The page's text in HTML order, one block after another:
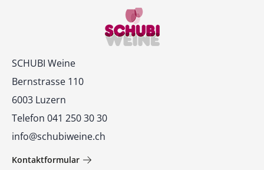
Kontakt
SCHUBI Weine
Bernstrasse 110
6003 Luzern
Telefon 041 250 30 30
info@schubiweine.ch
Kontaktformular